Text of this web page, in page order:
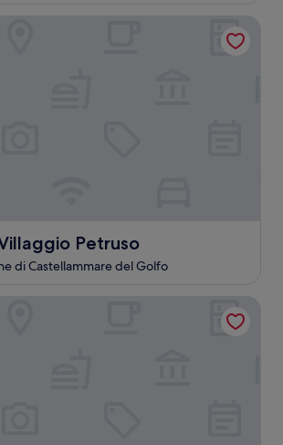
144 €
Petruso
Petruso
di Castellammare del Golfo